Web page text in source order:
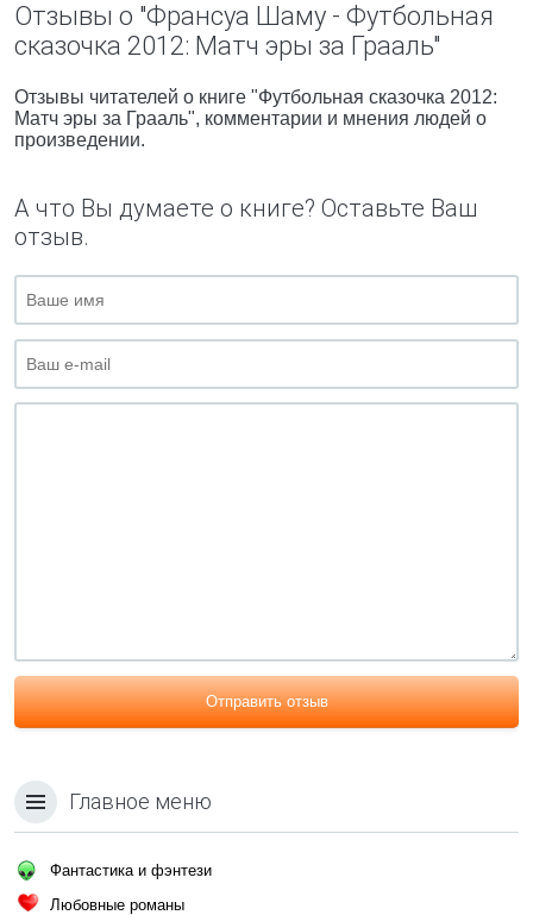
Отзывы о "Франсуа Шаму - Футбольная
сказочка 2012: Матч эры за Грааль"
Отзывы читателей о книге "Футбольная сказочка 2012:
Матч эры за Грааль", комментарии и мнения людей о
произведении.
А что Вы думаете о книге? Оставьте Ваш
отзыв.
Отправить отзыв
Главное меню
Фантастика и фэнтези
Любовные романы